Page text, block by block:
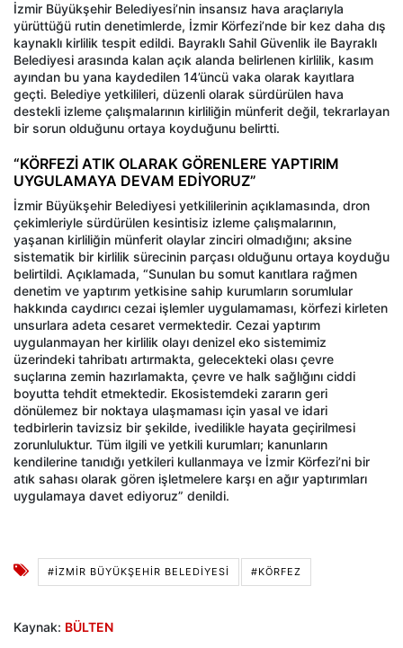
İzmir Büyükşehir Belediyesi’nin insansız hava araçlarıyla
yürüttüğü rutin denetimlerde, İzmir Körfezi’nde bir kez daha dış
kaynaklı kirlilik tespit edildi. Bayraklı Sahil Güvenlik ile Bayraklı
Belediyesi arasında kalan açık alanda belirlenen kirlilik, kasım
ayından bu yana kaydedilen 14’üncü vaka olarak kayıtlara
geçti. Belediye yetkilileri, düzenli olarak sürdürülen hava
destekli izleme çalışmalarının kirliliğin münferit değil, tekrarlayan
bir sorun olduğunu ortaya koyduğunu belirtti.
“KÖRFEZİ ATIK OLARAK GÖRENLERE YAPTIRIM
UYGULAMAYA DEVAM EDİYORUZ”
İzmir Büyükşehir Belediyesi yetkililerinin açıklamasında, dron
çekimleriyle sürdürülen kesintisiz izleme çalışmalarının,
yaşanan kirliliğin münferit olaylar zinciri olmadığını; aksine
sistematik bir kirlilik sürecinin parçası olduğunu ortaya koyduğu
belirtildi. Açıklamada, “Sunulan bu somut kanıtlara rağmen
denetim ve yaptırım yetkisine sahip kurumların sorumlular
hakkında caydırıcı cezai işlemler uygulamaması, körfezi kirleten
unsurlara adeta cesaret vermektedir. Cezai yaptırım
uygulanmayan her kirlilik olayı denizel eko sistemimiz
üzerindeki tahribatı artırmakta, gelecekteki olası çevre
suçlarına zemin hazırlamakta, çevre ve halk sağlığını ciddi
boyutta tehdit etmektedir. Ekosistemdeki zararın geri
dönülemez bir noktaya ulaşmaması için yasal ve idari
tedbirlerin tavizsiz bir şekilde, ivedilikle hayata geçirilmesi
zorunluluktur. Tüm ilgili ve yetkili kurumları; kanunların
kendilerine tanıdığı yetkileri kullanmaya ve İzmir Körfezi’ni bir
atık sahası olarak gören işletmelere karşı en ağır yaptırımları
uygulamaya davet ediyoruz” denildi.
#İZMIR BÜYÜKŞEHIR BELEDIYESI #KÖRFEZ
Kaynak: BÜLTEN